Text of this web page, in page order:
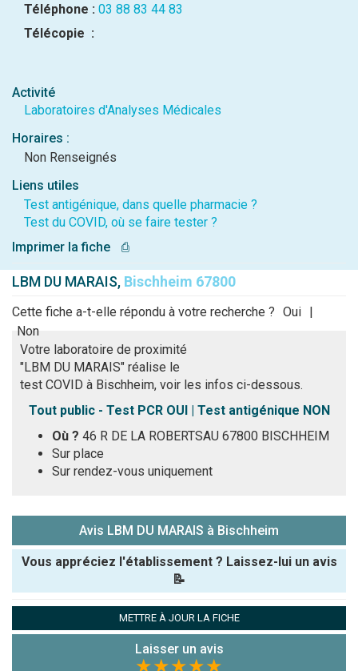
Téléphone : 03 88 83 44 83
Télécopie :
Activité
Laboratoires d'Analyses Médicales
Horaires :
Non Renseignés
Liens utiles
Test antigénique, dans quelle pharmacie ?
Test du COVID, où se faire tester ?
Imprimer la fiche
⎙
LBM DU MARAIS, Bischheim 67800
Cette fiche a-t-elle répondu à votre recherche ? Oui |
Non
Votre laboratoire de proximité
"LBM DU MARAIS" réalise le
test COVID à Bischheim, voir les infos ci-dessous.
Tout public - Test PCR OUI | Test antigénique NON
Où ? 46 R DE LA ROBERTSAU 67800 BISCHHEIM
Sur place
Sur rendez-vous uniquement
Avis LBM DU MARAIS à Bischheim
Vous appréciez l'établissement ? Laissez-lui un avis
📝
Note que vous souhaitez attribuer :
METTRE À JOUR LA FICHE
Laisser un avis
★★★★★